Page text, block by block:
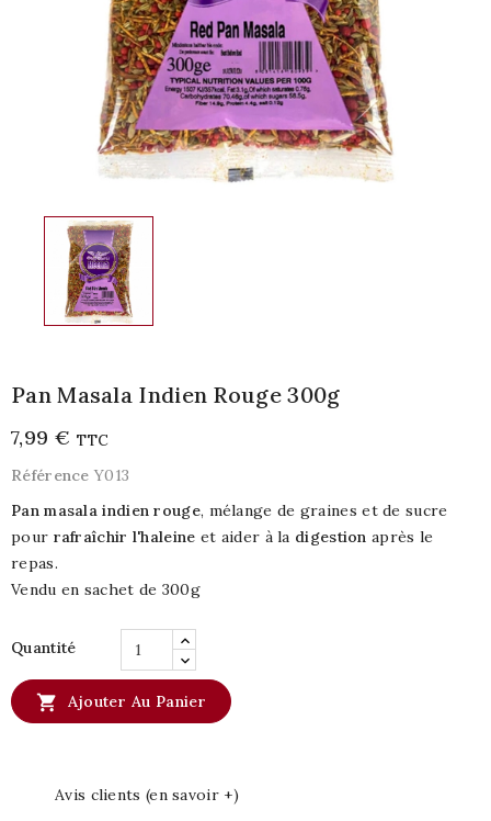
Pan Masala Indien Rouge 300g
7,99 € TTC
Référence Y013
Pan masala indien rouge, mélange de graines et de sucre
pour rafraîchir l'haleine et aider à la digestion après le
repas.
Vendu en sachet de 300g
Quantité
 Ajouter Au Panier
Avis clients (en savoir +)